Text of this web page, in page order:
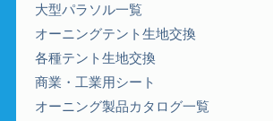
大型パラソル一覧
オーニングテント生地交換
各種テント生地交換
商業・工業用シート
オーニング製品カタログ一覧